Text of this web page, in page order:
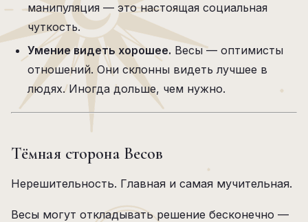
манипуляция — это настоящая социальная
чуткость.
Умение видеть хорошее. Весы — оптимисты
отношений. Они склонны видеть лучшее в
людях. Иногда дольше, чем нужно.
Тёмная сторона Весов
Нерешительность. Главная и самая мучительная.
Весы могут откладывать решение бесконечно —